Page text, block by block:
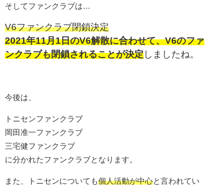
そしてファンクラブは…
V6ファンクラブ閉鎖決定
2021年11月1日のV6解散に合わせて、V6のファ
ンクラブも閉鎖されることが決定 しましたね。
今後は、
トニセンファンクラブ
岡田准一ファンクラブ
三宅健ファンクラブ
に分かれたファンクラブとなります。
また、トニセンについても個人活動が中心と言われてい